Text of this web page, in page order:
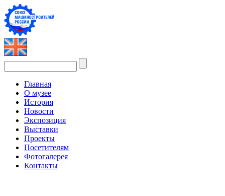
Главная
О музее
История
Новости
Экспозиция
Выставки
Проекты
Посетителям
Фотогалерея
Контакты